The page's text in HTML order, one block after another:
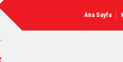
Ana Sayfa